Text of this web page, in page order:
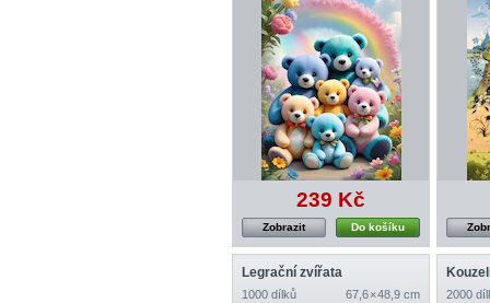
239 Kč
Do košíku
Zobrazit
Legrační zvířata
1000 dílků
67,6 × 48,9 cm
2000